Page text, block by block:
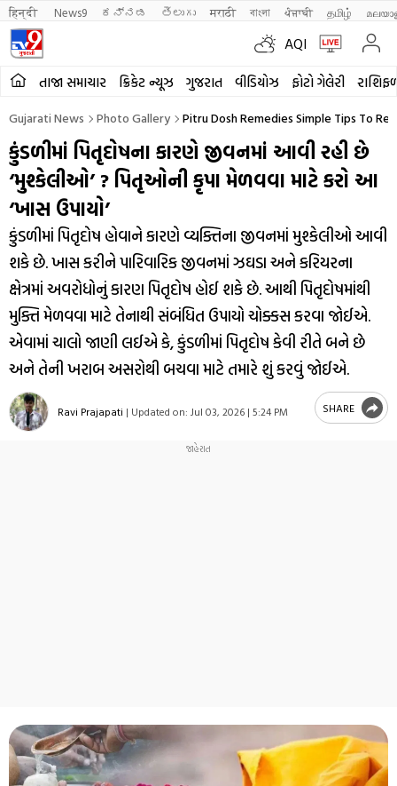
हिन्दी News9 ಕನ್ನಡ తెలుగు मराठी বাংলা ਪੰਜਾਬੀ தமிழ்
AQI
તાજા સમાચાર ક્રિકેટ ન્યૂઝ ગુજરાત વીડિયોઝ ફોટો ગેલેરી
Gujarati News Photo Gallery Pitru Dosh Remedies Simple Tips To
કુંડળીમાં પિતૃદોષના કારણે જીવનમાં આવી રહી છે
‘મુશ્કેલીઓ’ ? પિતૃઓની કૃપા મેળવવા માટે કરો આ
‘ખાસ ઉપાયો’
કુંડળીમાં પિતૃદોષ હોવાને કારણે વ્યક્તિના જીવનમાં મુશ્કેલીઓ આવી
શકે છે. ખાસ કરીને પારિવારિક જીવનમાં ઝઘડા અને કરિયરના
ક્ષેત્રમાં અવરોધોનું કારણ પિતૃદોષ હોઈ શકે છે. આથી પિતૃદોષમાંથી
મુક્તિ મેળવવા માટે તેનાથી સંબંધિત ઉપાયો ચોક્કસ કરવા જોઈએ.
એવામાં ચાલો જાણી લઈએ કે, કુંડળીમાં પિતૃદોષ કેવી રીતે બને છે
અને તેની ખરાબ અસરોથી બચવા માટે તમારે શું કરવું જોઈએ.
Ravi Prajapati | Updated on: Jul 03, 2026 | 5:24 PM SHARE